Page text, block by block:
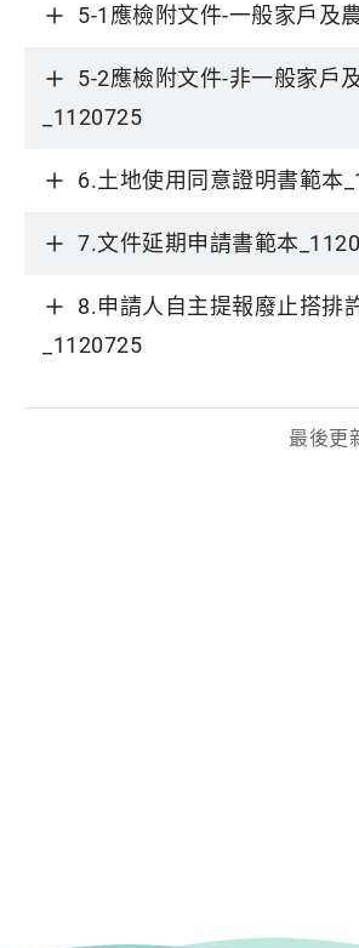
5-1應檢附文件-一般家戶及
5-2應檢附文件-非一般家戶
_1120725
6.土地使用同意證明書範本
7.文件延期申請書範本
8.申請人自主提報廢止搭排
_1120725
最後更